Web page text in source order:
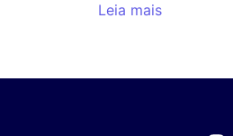
Leia mais